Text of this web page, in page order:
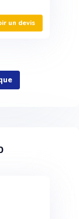
un devis